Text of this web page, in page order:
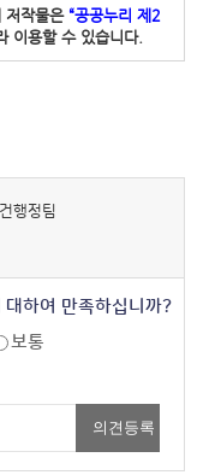
저작물은 “공공누리 제2
이용할 수 있습니다.
행정팀
하여 만족하십니까?
보통